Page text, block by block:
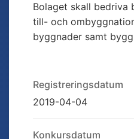
Bolaget skall bedriva
till- och
byggnader samt
Registreringsdatum
2019-04-04
Konkursdatum